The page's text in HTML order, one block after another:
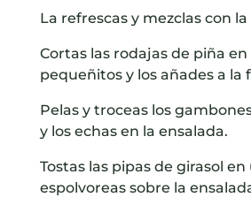
La refrescas y mezclas con la
Cortas las rodajas de piña
pequeñitos y los añades a la
Pelas y troceas los
y los echas en la ensalada.
Tostas las pipas de girasol
espolvoreas sobre la